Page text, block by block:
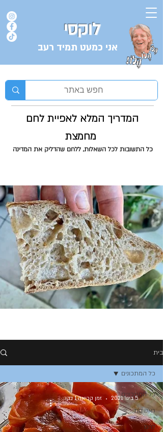
אני כמעט תמיד רעב
לוקסי
המדריך המלא לאפיית לחם
מחמצת
כל התשובות לכל השאלות, ללחם שהדליק את המדינה
בית
כל המתכונים
ראשונות
לחם
כל המתכונים
5 בינו׳ 2021 זמן קריאה 1 דקות